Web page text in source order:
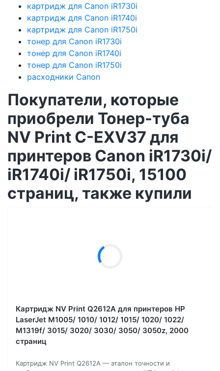
картридж для Canon iR1730i
картридж для Canon iR1740i
картридж для Canon iR1750i
тонер для Canon iR1730i
тонер для Canon iR1740i
тонер для Canon iR1750i
расходники Canon
Покупатели, которые
приобрели Тонер-туба
NV Print C-EXV37 для
принтеров Canon iR1730i/
iR1740i/ iR1750i, 15100
страниц, также купили
Картридж NV Print Q2612A для принтеров HP
LaserJet M1005/ 1010/ 1012/ 1015/ 1020/ 1022/
M1319f/ 3015/ 3020/ 3030/ 3050/ 3050z, 2000
страниц
Картридж NV Print Q2612A — эталон точности и